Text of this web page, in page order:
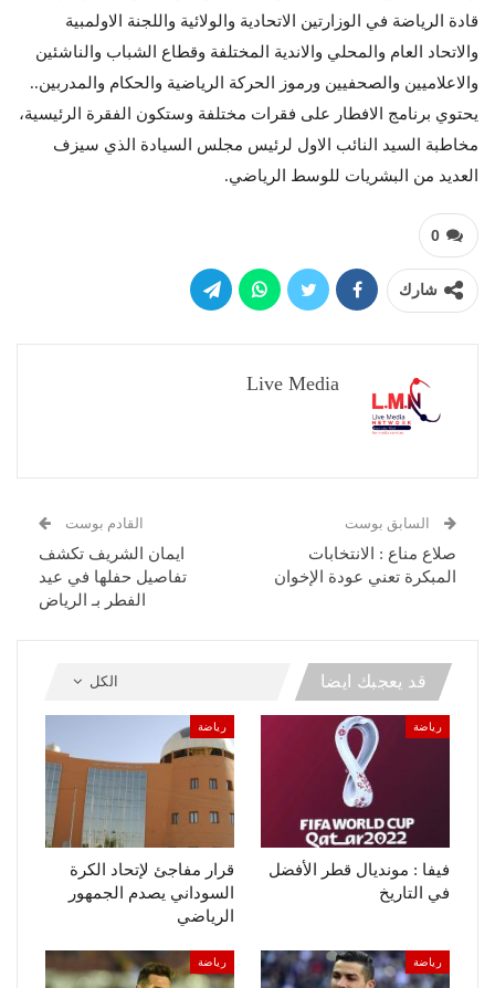
قادة الرياضة في الوزارتين الاتحادية والولائية واللجنة الاولمبية
والاتحاد العام والمحلي والاندية المختلفة وقطاع الشباب والناشئين
والاعلاميين والصحفيين ورموز الحركة الرياضية والحكام والمدربين..
يحتوي برنامج الافطار على فقرات مختلفة وستكون الفقرة الرئيسية،
مخاطبة السيد النائب الاول لرئيس مجلس السيادة الذي سيزف
العديد من البشريات للوسط الرياضي.
0
شارك
Live Media
السابق بوست
صلاع مناع : الانتخابات
المبكرة تعني عودة الإخوان
القادم بوست
ايمان الشريف تكشف
تفاصيل حفلها في عيد
الفطر بـ الرياض
الكل قد يعجبك ايضا
رياضة
فيفا : مونديال قطر الأفضل
في التاريخ
رياضة
قرار مفاجئ لإتحاد الكرة
السوداني يصدم الجمهور
الرياضي
رياضة رياضة